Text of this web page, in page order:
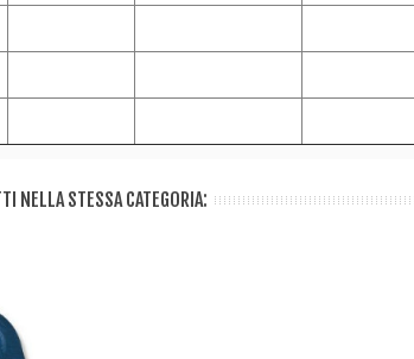
NELLA STESSA CATEGORIA: